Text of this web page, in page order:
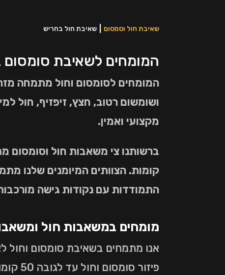
שאיבת חול וסמסום שאיבת חול בחריש
המומחים לשאיבת סומסום
המומחים לסומסום וחול מתמחה
ושומשום רטוב, חצץ, זיפזיף, חול
מקצועי ואמין.
קומות. הצוותים המיומנים שלנו
התמודדות עם נקודות גישה
מומחים במשאבות חול
אנו מתמחים בשאיבת סומסום וחול